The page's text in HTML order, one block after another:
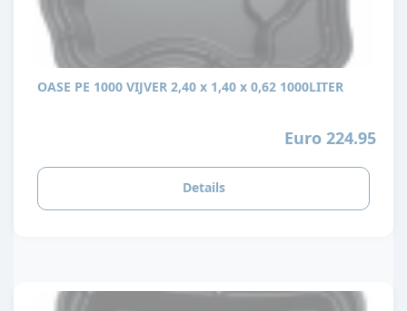
OASE PE 1000 VIJVER 2,40 x 1,40 x 0,62 1000LITER
Euro 224.95
Details